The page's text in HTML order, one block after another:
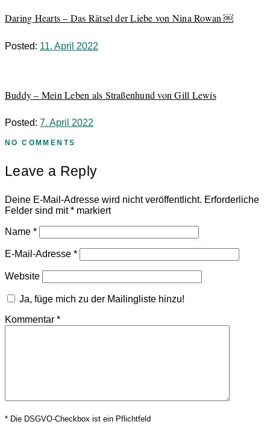
Daring Hearts – Das Rätsel der Liebe von Nina Rowan ￼
Posted: 11. April 2022
Buddy – Mein Leben als Straßenhund von Gill Lewis
Posted: 7. April 2022
NO COMMENTS
Leave a Reply
Deine E-Mail-Adresse wird nicht veröffentlicht. Erforderliche
Felder sind mit* markiert
Name *
E-Mail-Adresse *
Website
Ja, füge mich zu der Mailingliste hinzu!
Kommentar *
* Die DSGVO-Checkbox ist ein Pflichtfeld